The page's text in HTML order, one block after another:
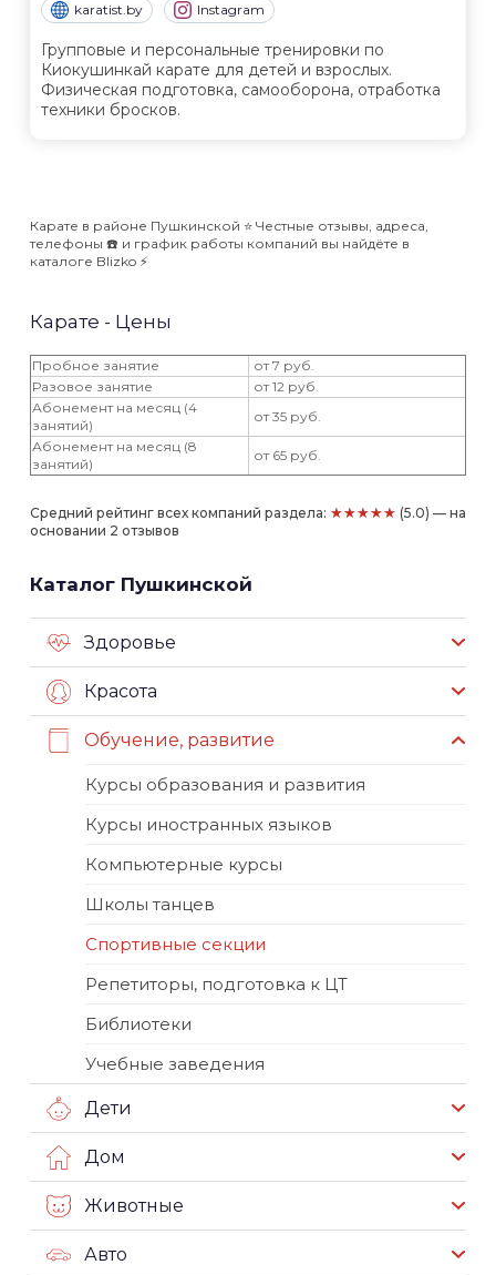
karatist.by Instagram
Групповые и персональные тренировки по
Киокушинкай карате для детей и взрослых.
Физическая подготовка, самооборона, отработка
техники бросков.
Карате в районе Пушкинской ⭐️ Честные отзывы, адреса,
телефоны ☎️ и график работы компаний вы найдёте в
каталоге Blizko ⚡️
Карате - Цены
Пробное занятие
от 7 руб.
Разовое занятие
от 12 руб.
Абонемент на месяц (4
занятий)
от 35 руб.
Абонемент на месяц (8
занятий)
от 65 руб.
Средний рейтинг всех компаний раздела: ★★★★★ (5.0) — на
основании 2 отзывов
Каталог Пушкинской
Здоровье
Красота
Обучение, развитие
Курсы образования и развития
Курсы иностранных языков
Компьютерные курсы
Школы танцев
Спортивные секции
Репетиторы, подготовка к ЦТ
Библиотеки
Учебные заведения
Дети
Дом
Животные
Авто